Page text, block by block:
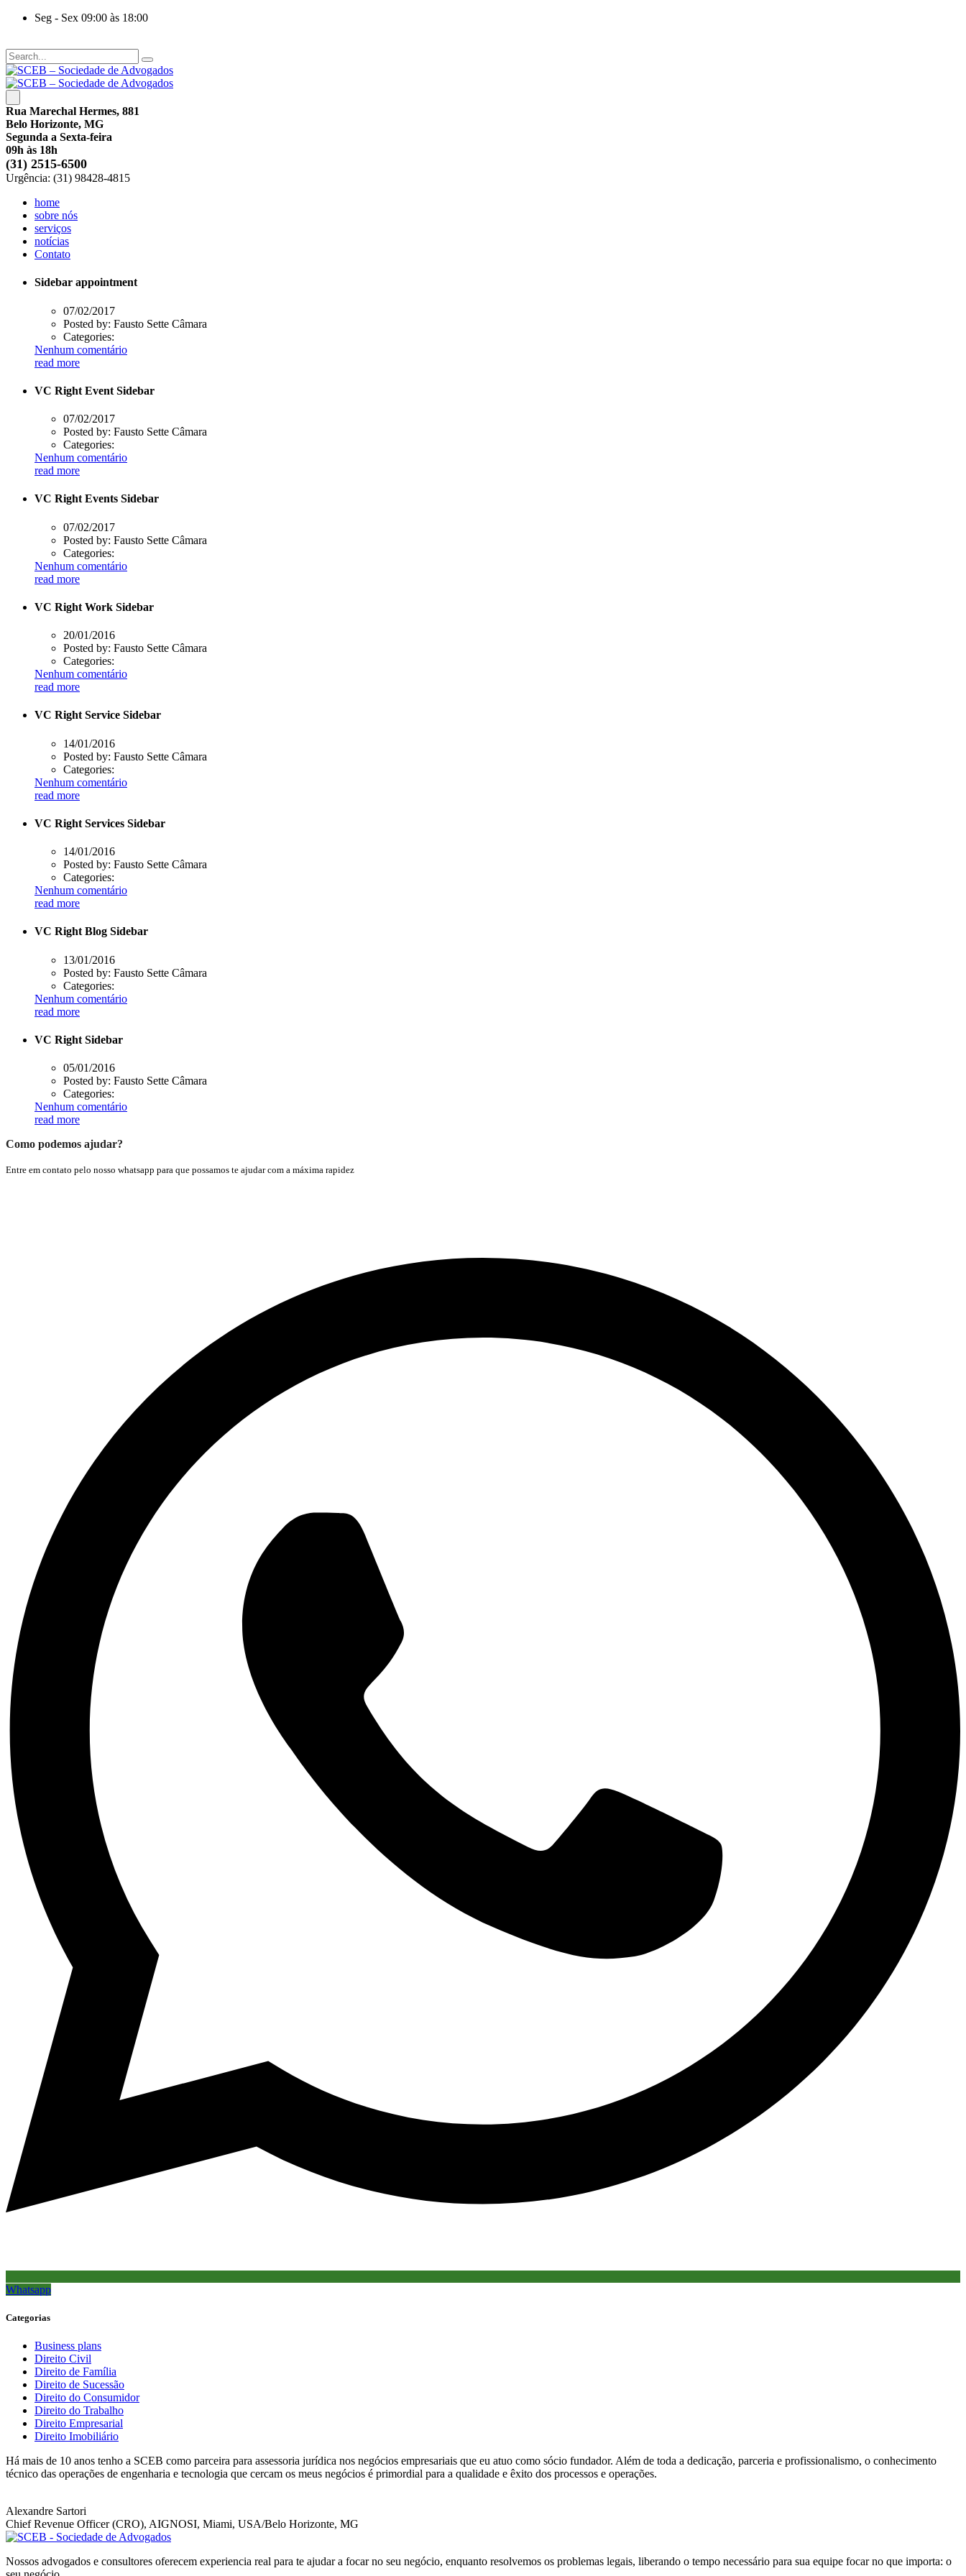
Seg - Sex 09:00 às 18:00
Rua Marechal Hermes, 881
Belo Horizonte, MG
Segunda a Sexta-feira
09h às 18h
(31) 2515-6500
Urgência: (31) 98428-4815
home
sobre nós
serviços
notícias
Contato
Sidebar appointment
07/02/2017
Posted by: Fausto Sette Câmara
Categories:
Nenhum comentário
read more
VC Right Event Sidebar
07/02/2017
Posted by: Fausto Sette Câmara
Categories:
Nenhum comentário
read more
VC Right Events Sidebar
07/02/2017
Posted by: Fausto Sette Câmara
Categories:
Nenhum comentário
read more
VC Right Work Sidebar
20/01/2016
Posted by: Fausto Sette Câmara
Categories:
Nenhum comentário
read more
VC Right Service Sidebar
14/01/2016
Posted by: Fausto Sette Câmara
Categories:
Nenhum comentário
read more
VC Right Services Sidebar
14/01/2016
Posted by: Fausto Sette Câmara
Categories:
Nenhum comentário
read more
VC Right Blog Sidebar
13/01/2016
Posted by: Fausto Sette Câmara
Categories:
Nenhum comentário
read more
VC Right Sidebar
05/01/2016
Posted by: Fausto Sette Câmara
Categories:
Nenhum comentário
read more
Como podemos ajudar?
Entre em contato pelo nosso whatsapp para que possamos te ajudar com a máxima rapidez
Whatsapp
Categorias
Business plans
Direito Civil
Direito de Família
Direito de Sucessão
Direito do Consumidor
Direito do Trabalho
Direito Empresarial
Direito Imobiliário
Há mais de 10 anos tenho a SCEB como parceira para assessoria jurídica nos negócios empresariais que eu atuo como sócio fundador. Além de toda a dedicação, parceria e profissionalismo, o conhecimento
técnico das operações de engenharia e tecnologia que cercam os meus negócios é primordial para a qualidade e êxito dos processos e operações.
Alexandre Sartori
Chief Revenue Officer (CRO), AIGNOSI, Miami, USA/Belo Horizonte, MG
Nossos advogados e consultores oferecem experiencia real para te ajudar a focar no seu negócio, enquanto resolvemos os problemas legais, liberando o tempo necessário para sua equipe focar no que importa: o